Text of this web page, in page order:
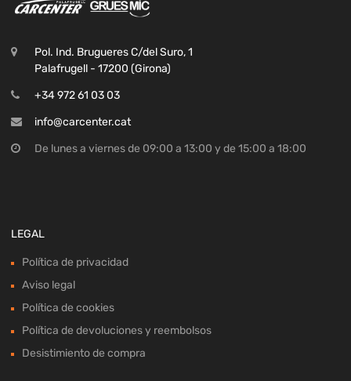
Pol. Ind. Brugueres C/del Suro, 1
Palafrugell - 17200 (Girona)
+34 972 61 03 03
info@carcenter.cat
De lunes a viernes de 09:00 a 13:00 y de 15:00 a 18:00
LEGAL
Política de privacidad
Aviso legal
Política de cookies
Política de devoluciones y reembolsos
Desistimiento de compra